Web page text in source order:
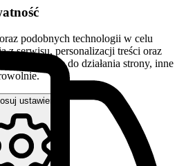
podobnych technologii w celu
z serwisu, personalizacji treści oraz
niezbędne do działania strony, inne
ustawienia